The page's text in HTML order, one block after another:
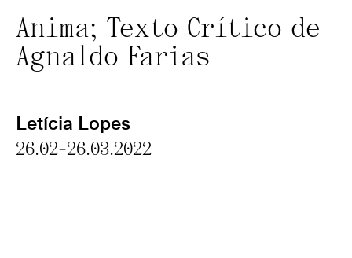
Anima; Texto Crítico de
Agnaldo Farias
Letícia Lopes
26.02-26.03.2022